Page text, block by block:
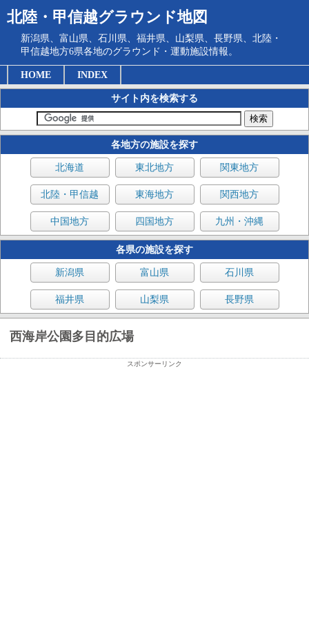
北陸・甲信越グラウンド地図
新潟県、富山県、石川県、福井県、山梨県、長野県、北陸・
甲信越地方6県各地のグラウンド・運動施設情報。
HOME INDEX
サイト内を検索する
各地方の施設を探す
北海道 東北地方 関東地方
北陸・甲信越 東海地方 関西地方
中国地方 四国地方 九州・沖縄
各県の施設を探す
新潟県 富山県 石川県
福井県 山梨県 長野県
西海岸公園多目的広場
スポンサーリンク